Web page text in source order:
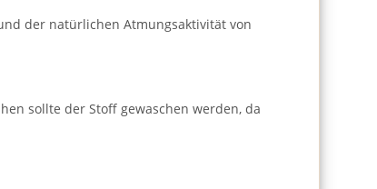
der natürlichen Atmungsaktivität von
sollte der Stoff gewaschen werden, da